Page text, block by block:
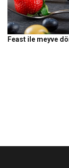
Feast ile meyve